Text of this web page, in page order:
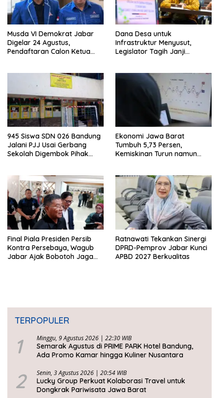
Musda VI Demokrat Jabar
Digelar 24 Agustus,
Pendaftaran Calon Ketua
Dana Desa untuk
Infrastruktur Menyusut,
Legislator Tagih Janji
945 Siswa SDN 026 Bandung
Jalani PJJ Usai Gerbang
Sekolah Digembok Pihak
Ekonomi Jawa Barat
Tumbuh 5,73 Persen,
Kemiskinan Turun namun
Final Piala Presiden Persib
Kontra Persebaya, Wagub
Jabar Ajak Bobotoh Jaga
Ratnawati Tekankan Sinergi
DPRD-Pemprov Jabar Kunci
APBD 2027 Berkualitas
TERPOPULER
1 Minggu, 9 Agustus 2026 | 22:30 WIB
Semarak Agustus di PRIME PARK Hotel Bandung,
Ada Promo Kamar hingga Kuliner Nusantara
2 Senin, 3 Agustus 2026 | 20:54 WIB
Lucky Group Perkuat Kolaborasi Travel untuk
Dongkrak Pariwisata Jawa Barat